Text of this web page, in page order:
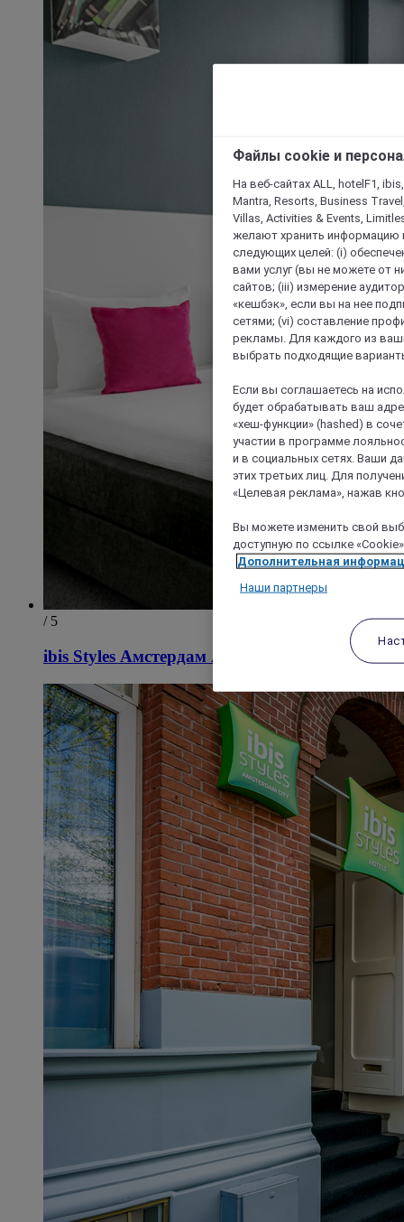
/ 5
ibis Styles Амстердам Амстел
Файлы cookie и
На веб-сайтах ALL, hotelF1,
Mantra, Resorts, Business
Villas, Activities & Events,
желают хранить информацию
следующих целей: (i)
вами услуг (вы не можете от
сайтов; (iii) измерение
«кешбэк», если вы на нее
сетями; (vi) составление
рекламы. Для каждого из
выбрать подходящие
Если вы соглашаетесь на
будет обрабатывать ваш
«хеш-функции» (hashed) в
участии в программе
и в социальных сетях. Ваши
этих третьих лиц. Для
«Целевая реклама», нажав
Вы можете изменить свой
доступную по ссылке
Дополнительная
Наши партнеры